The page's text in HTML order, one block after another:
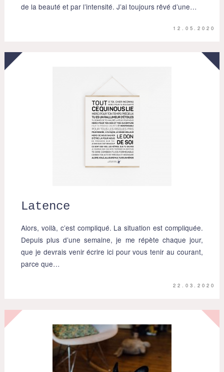
de la beauté et par l’intensité. J’ai toujours rêvé d’une…
12.05.2020
Latence
Alors, voilà, c’est compliqué. La situation est compliquée.
Depuis plus d’une semaine, je me répète chaque jour,
que je devrais venir écrire ici pour vous tenir au courant,
parce que…
22.03.2020